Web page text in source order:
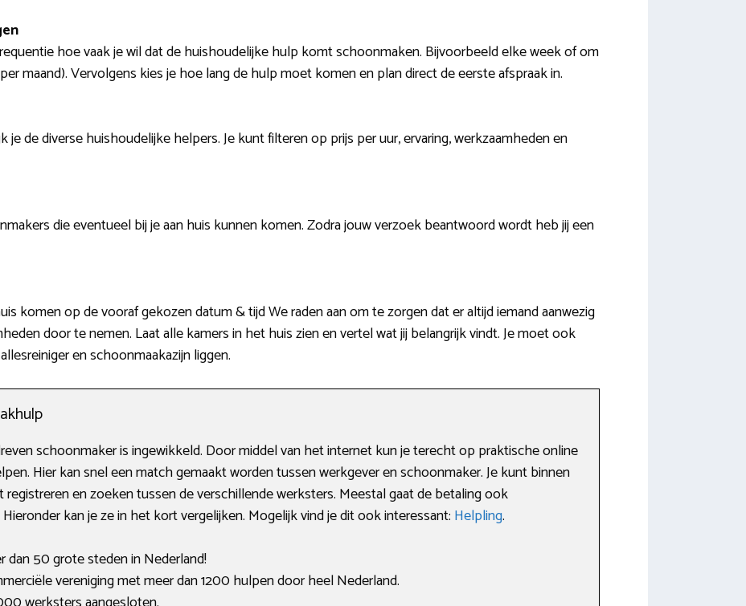
hoe vaak je wil dat de huishoudelijke hulp komt schoonmaken. Bijvoorbeeld elke week of om
maand). Vervolgens kies je hoe lang de hulp moet komen en plan direct de eerste afspraak in.
je de diverse huishoudelijke helpers. Je kunt filteren op prijs per uur, ervaring, werkzaamheden en
die eventueel bij je aan huis kunnen komen. Zodra jouw verzoek beantwoord wordt heb jij een
komen op de vooraf gekozen datum & tijd We raden aan om te zorgen dat er altijd iemand aanwezig
door te nemen. Laat alle kamers in het huis zien en vertel wat jij belangrijk vindt. Je moet ook
en schoonmaakazijn liggen.
schoonmaker is ingewikkeld. Door middel van het internet kun je terecht op praktische online
Hier kan snel een match gemaakt worden tussen werkgever en schoonmaker. Je kunt binnen
registreren en zoeken tussen de verschillende werksters. Meestal gaat de betaling ook
kan je ze in het kort vergelijken. Mogelijk vind je dit ook interessant: Helpling.
dan 50 grote steden in Nederland!
vereniging met meer dan 1200 hulpen door heel Nederland.